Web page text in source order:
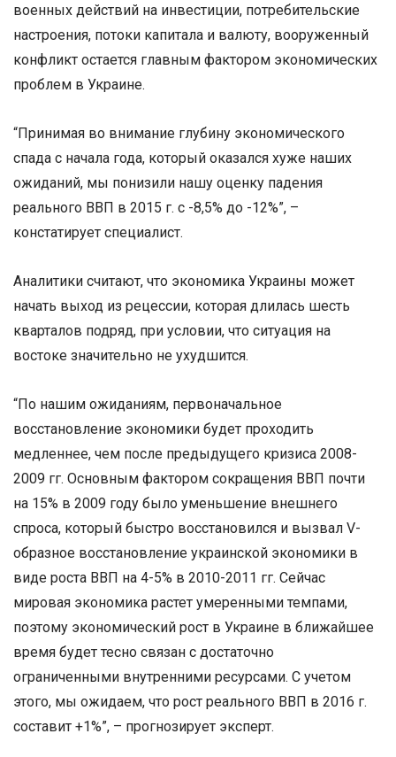
военных действий на инвестиции, потребительские
настроения, потоки капитала и валюту, вооруженный
конфликт остается главным фактором экономических
проблем в Украине.
“Принимая во внимание глубину экономического
спада с начала года, который оказался хуже наших
ожиданий, мы понизили нашу оценку падения
реального ВВП в 2015 г. с -8,5% до -12%”, –
констатирует специалист.
Аналитики считают, что экономика Украины может
начать выход из рецессии, которая длилась шесть
кварталов подряд, при условии, что ситуация на
востоке значительно не ухудшится.
“По нашим ожиданиям, первоначальное
восстановление экономики будет проходить
медленнее, чем после предыдущего кризиса 2008-
2009 гг. Основным фактором сокращения ВВП почти
на 15% в 2009 году было уменьшение внешнего
спроса, который быстро восстановился и вызвал V-
образное восстановление украинской экономики в
виде роста ВВП на 4-5% в 2010-2011 гг. Сейчас
мировая экономика растет умеренными темпами,
поэтому экономический рост в Украине в ближайшее
время будет тесно связан с достаточно
ограниченными внутренними ресурсами. С учетом
этого, мы ожидаем, что рост реального ВВП в 2016 г.
составит +1%”, – прогнозирует эксперт.